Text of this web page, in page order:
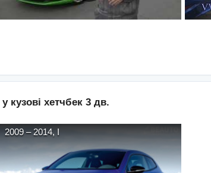
у кузові хетчбек 3 дв.
2009– 2014, I